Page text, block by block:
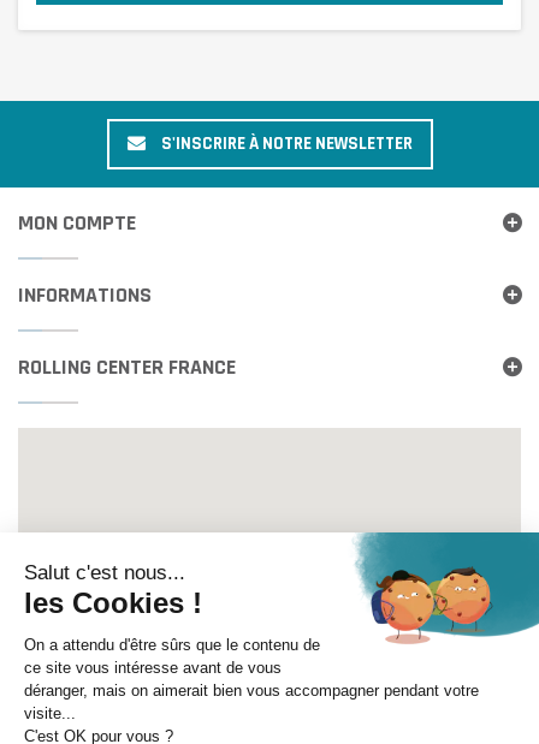
S'INSCRIRE À NOTRE NEWSLETTER
MON COMPTE
INFORMATIONS
ROLLING CENTER FRANCE